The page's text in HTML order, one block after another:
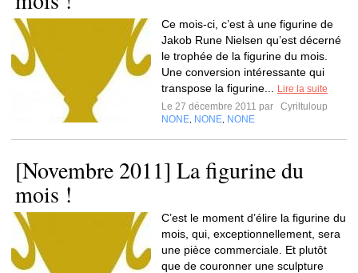
Ce mois-ci, c’est à une figurine de
Jakob Rune Nielsen qu’est décerné
le trophée de la figurine du mois.
Une conversion intéressante qui
transpose la figurine...
Lire la suite
Le 27 décembre 2011 par
Cyriltuloup
NONE NONE NONE
[Novembre 2011] La figurine du
mois !
C’est le moment d’élire la figurine du
mois, qui, exceptionnellement, sera
une pièce commerciale. Et plutôt
que de couronner une sculpture